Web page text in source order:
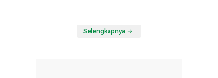
Selengkapnya